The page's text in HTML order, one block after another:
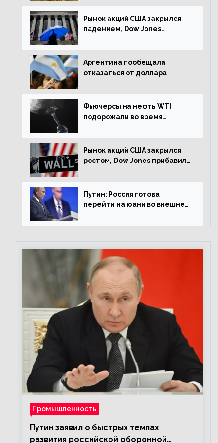
Рынок акций США закрылся
падением, Dow Jones
Аргентина пообещала
отказаться от доллара
Фьючерсы на нефть WTI
подорожали во время
Рынок акций США закрылся
ростом, Dow Jones прибавил
Путин: Россия готова
перейти на юани во внешней
Промышленность
Путин заявил о быстрых темпах
развития российской оборонной